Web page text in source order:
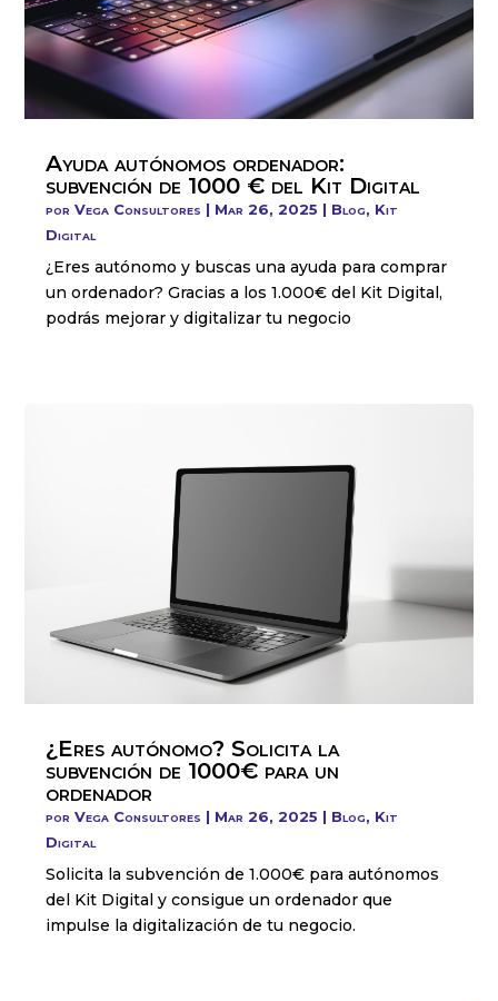
Ayuda autónomos ordenador:
subvención de 1000 € del Kit Digital
porVega Consultores | Mar 26, 2025 | Blog, Kit
Digital
¿Eres autónomo y buscas una ayuda para comprar
un ordenador? Gracias a los 1.000€ del Kit Digital,
podrás mejorar y digitalizar tu negocio
¿Eres autónomo? Solicita la
subvención de 1000€ para un
ordenador
porVega Consultores | Mar 26, 2025 | Blog, Kit
Digital
Solicita la subvención de 1.000€ para autónomos
del Kit Digital y consigue un ordenador que
impulse la digitalización de tu negocio.